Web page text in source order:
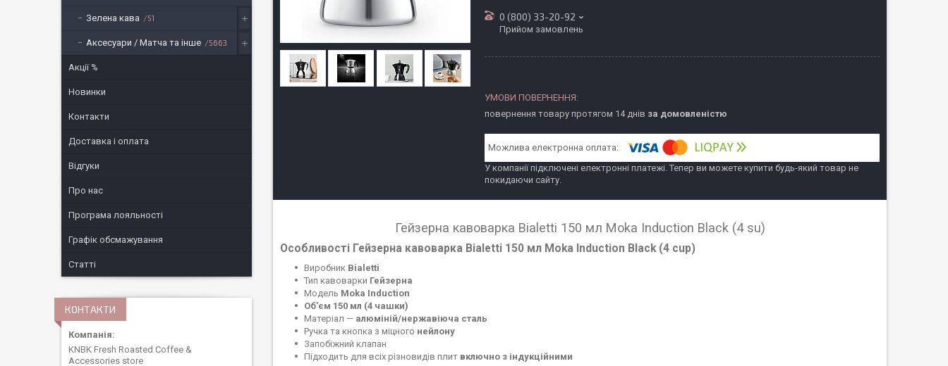
0 (800) 33-20-92
Прийом замовлень
повернення товару протягом 14 днів за домовленістю
У компанії підключені електронні платежі. Тепер ви можете купити будь-який товар не
покидаючи сайту.
Гейзерна кавоварка Bialetti 150 мл Moka Induction Black (4 su)
Особливості Гейзерна кавоварка Bialetti 150 мл Moka Induction Black (4 сup)
Виробник Bialetti
Тип кавоварки Гейзерна
Модель Moka Induction
Об'єм 150 мл (4 чашки)
Матеріал — алюміній/нержавіюча сталь
Ручка та кнопка з міцного нейлону
Запобіжний клапан
Підходить для всіх різновидів плит включно з індукційними
Зелена кава 51
Аксесуари / Матча та інше 5663
Акції %
Новинки
Контакти
Доставка і оплата
Відгуки
Про нас
Програма лояльності
Графік обсмажування
Статті
КОНТАКТИ
KNBK Fresh Roasted Coffee &
Accessories store